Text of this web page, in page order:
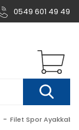
0549 601 49 49
Filet Spor Ayakkabı